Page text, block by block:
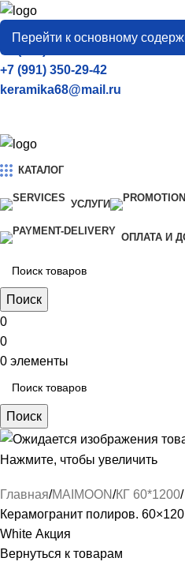
Перейти к основному
город
Тамбов
+7 (906) 657-33-54
+7 (991) 350-29-42
keramika68@mail.ru
КАТАЛОГ
УСЛУГИ
ОПЛАТА И
Поиск
0
0
0 элементы
Поиск
Нажмите, чтобы увеличить
Главная MAIMOON КГ 60*1200
Керамогранит полиров.
White Акция
Вернуться к товарам